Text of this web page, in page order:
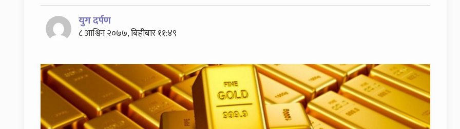
युग दर्पण
८ आश्विन २०७७, बिहीबार ११:४९